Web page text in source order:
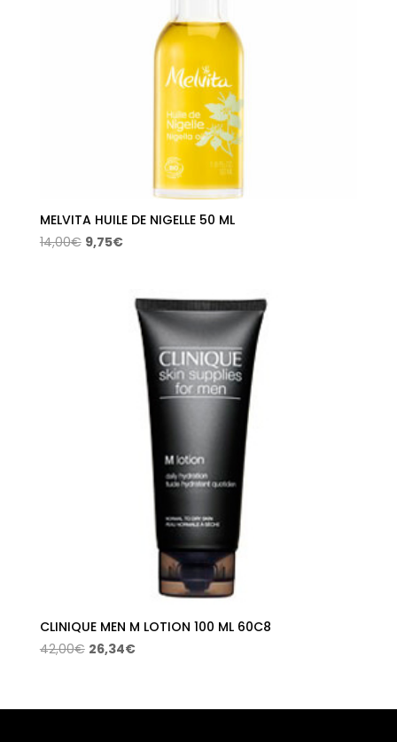
MELVITA HUILE DE NIGELLE 50 ML
14,00€ El
9,75€El
es:
9,75€.
CLINIQUE MEN M LOTION 100 ML 60C8
42,00€ El
era:
26,34€El
es: